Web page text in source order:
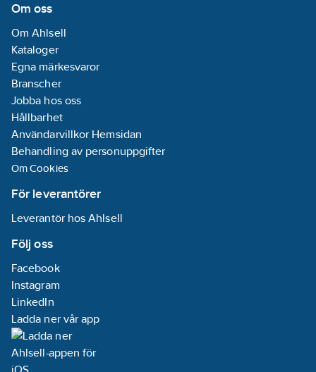
Om oss
Om Ahlsell
Kataloger
Egna märkesvaror
Branscher
Jobba hos oss
Hållbarhet
Användarvillkor Hemsidan
Behandling av personuppgifter
Om Cookies
För leverantörer
Leverantör hos Ahlsell
Följ oss
Facebook
Instagram
LinkedIn
Ladda ner vår app